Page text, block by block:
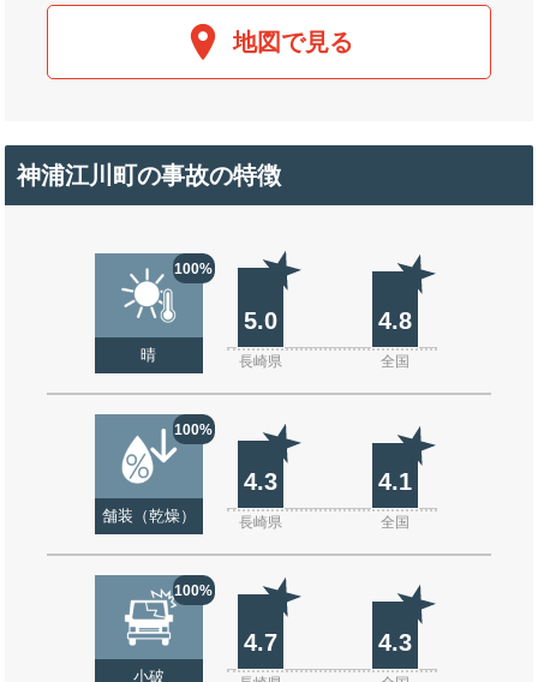
地図で見る
神浦江川町の事故の特徴
100%
晴
5.0 4.8
長崎県 全国
100%
舗装（乾燥）
4.3 4.1
長崎県 全国
100%
小破
4.7 4.3